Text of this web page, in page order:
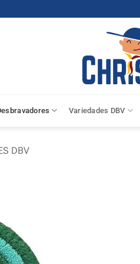
Variedades DBV
DBV